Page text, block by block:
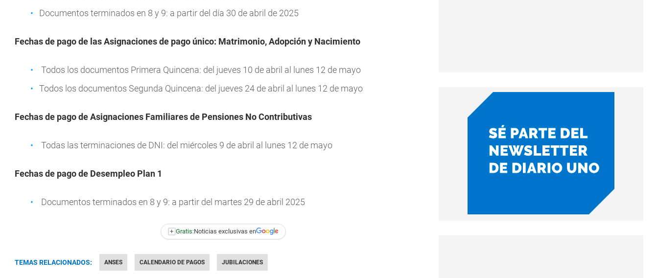
Documentos terminados en 8 y 9: a partir del día 30 de abril de 2025
Fechas de pago de las Asignaciones de pago único: Matrimonio, Adopción y Nacimiento
Todos los documentos Primera Quincena: del jueves 10 de abril al lunes 12 de mayo
Todos los documentos Segunda Quincena: del jueves 24 de abril al lunes 12 de mayo
Fechas de pago de Asignaciones Familiares de Pensiones No Contributivas
Todas las terminaciones de DNI: del miércoles 9 de abril al lunes 12 de mayo
Fechas de pago de Desempleo Plan 1
Documentos terminados en 8 y 9: a partir del martes 29 de abril 2025
+ Gratis:Noticias exclusivas en
TEMAS RELACIONADOS: ANSES CALENDARIO DE PAGOS JUBILACIONES